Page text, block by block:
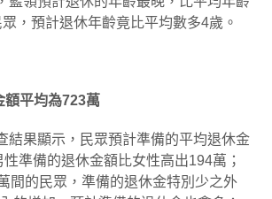
，預計退休年齡竟比平均數多4歲。
額平均為723萬
果顯示，民眾預計準備的平均退休金
準備的退休金額比女性高出194萬；
間的民眾，準備的退休金特別少之外